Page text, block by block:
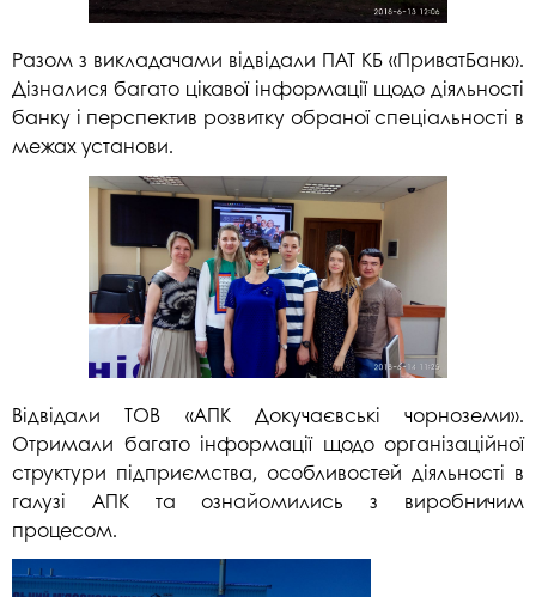
Разом з викладачами відвідали ПАТ КБ «ПриватБанк».
Дізналися багато цікавої інформації щодо діяльності
банку і перспектив розвитку обраної спеціальності в
межах установи.
Відвідали ТОВ «АПК Докучаєвські чорноземи».
Отримали багато інформації щодо організаційної
структури підприємства, особливостей діяльності в
галузі АПК та ознайомились з виробничим
процесом.